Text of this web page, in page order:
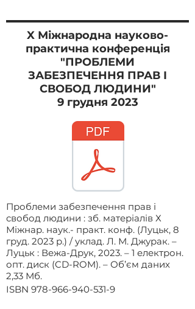
X Міжнародна науково-
практична конференція
"ПРОБЛЕМИ
ЗАБЕЗПЕЧЕННЯ ПРАВ І
СВОБОД ЛЮДИНИ"
9 грудня 2023
Проблеми забезпечення прав і
свобод людини : зб. матеріалів Х
Міжнар. наук.- практ. конф. (Луцьк, 8
груд. 2023 р.) / уклад. Л. М. Джурак. –
Луцьк : Вежа-Друк, 2023. – 1 електрон.
опт. диск (CD-ROM). – Об’єм даних
2,33 Мб.
ISBN 978-966-940-531-9